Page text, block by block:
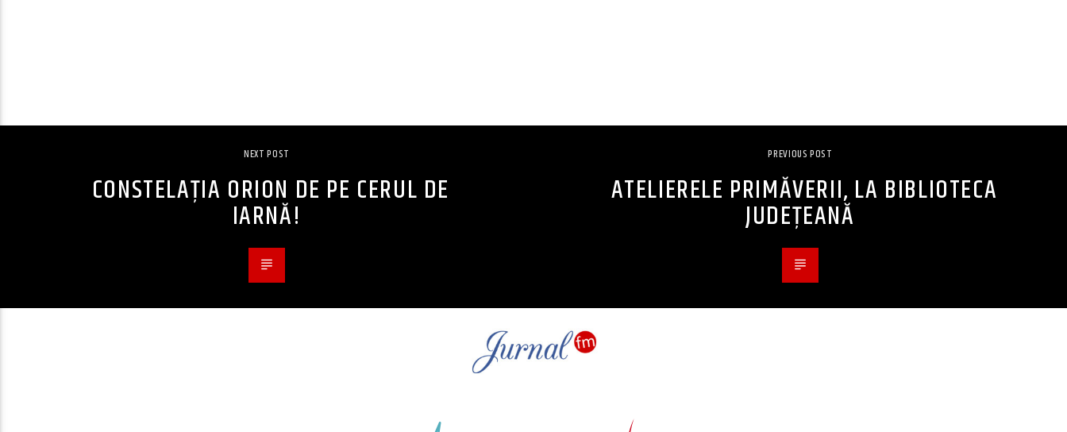
NEXT POST
CONSTELAȚIA ORION DE PE CERUL DE
IARNĂ!
PREVIOUS POST
ATELIERELE PRIMĂVERII, LA BIBLIOTECA
JUDEȚEANĂ